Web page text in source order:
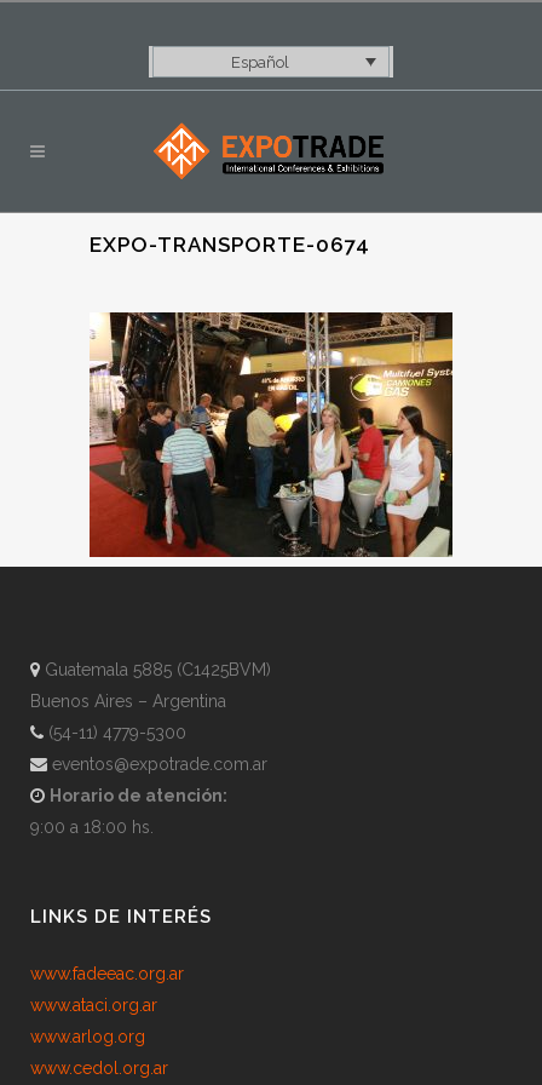
Español
EXPO-TRANSPORTE-0674
Guatemala 5885 (C1425BVM)
Buenos Aires – Argentina
(54-11) 4779-5300
eventos@expotrade.com.ar
Horario de atención:
9:00 a 18:00 hs.
LINKS DE INTERÉS
www.fadeeac.org.ar
www.ataci.org.ar
www.arlog.org
www.cedol.org.ar